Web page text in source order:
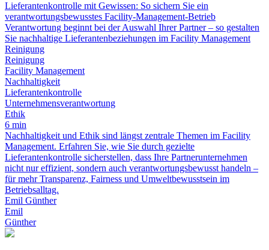
Lieferantenkontrolle mit Gewissen: So sichern Sie ein
verantwortungsbewusstes Facility-Management-Betrieb
Verantwortung beginnt bei der Auswahl Ihrer Partner – so gestalten
Sie nachhaltige Lieferantenbeziehungen im Facility Management
Reinigung
Reinigung
Facility Management
Nachhaltigkeit
Lieferantenkontrolle
Unternehmensverantwortung
Ethik
6 min
Nachhaltigkeit und Ethik sind längst zentrale Themen im Facility
Management. Erfahren Sie, wie Sie durch gezielte
Lieferantenkontrolle sicherstellen, dass Ihre Partnerunternehmen
nicht nur effizient, sondern auch verantwortungsbewusst handeln –
für mehr Transparenz, Fairness und Umweltbewusstsein im
Betriebsalltag.
Emil Günther
Emil
Günther